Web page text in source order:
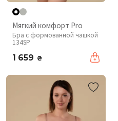
Мягкий комфорт Pro
Бра с формованной чашкой
134SP
1 659 ₴